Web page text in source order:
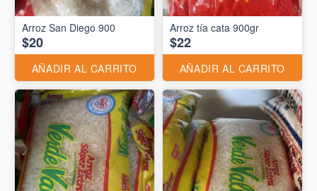
Arroz San Diego 900
$20
AÑADIR AL CARRITO
Arroz tía cata 900gr
$22
AÑADIR AL CARRITO